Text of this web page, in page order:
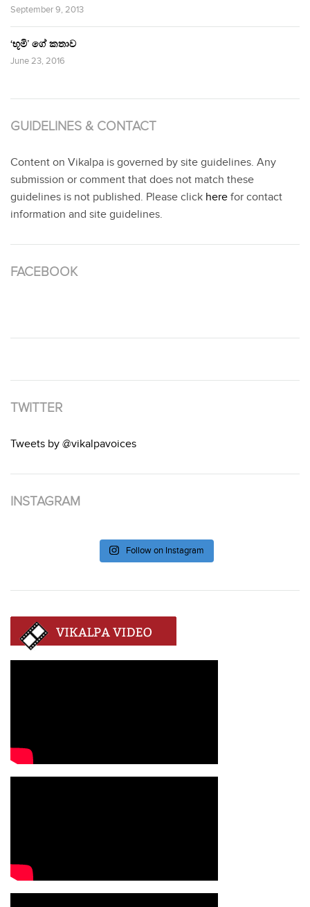
September 9, 2013
‘භූමි’ ගේ කතාව
June 23, 2016
GUIDELINES & CONTACT
Content on Vikalpa is governed by site guidelines. Any
submission or comment that does not match these
guidelines is not published. Please click here for contact
information and site guidelines.
FACEBOOK
TWITTER
Tweets by @vikalpavoices
INSTAGRAM
Follow on Instagram